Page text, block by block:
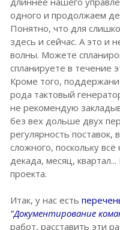
одного и продолжаем
Понятно, что для
здесь и сейчас. А это и
волны. Можете
спланируете в течение
Кроме того,
рода тактовый
не рекомендую
без вех дольше двух
регулярность
сложного, поскольку
декада, месяц,
проекта.
Итак, у нас есть
"Документирование
работ, расставить эти